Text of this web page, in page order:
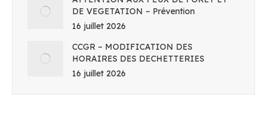
DE VEGETATION – Prévention
16 juillet 2026
CCGR – MODIFICATION DES
HORAIRES DES DECHETTERIES
16 juillet 2026